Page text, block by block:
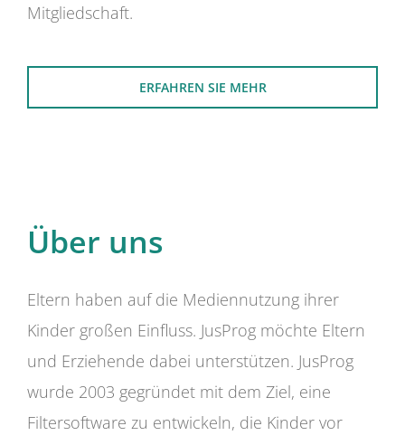
Mitgliedschaft.
ERFAHREN SIE MEHR
Über uns
Eltern haben auf die Mediennutzung ihrer
Kinder großen Einfluss. JusProg möchte Eltern
und Erziehende dabei unterstützen. JusProg
wurde 2003 gegründet mit dem Ziel, eine
Filtersoftware zu entwickeln, die Kinder vor